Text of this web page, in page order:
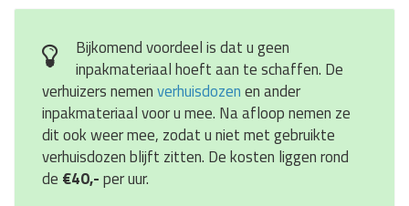
Bijkomend voordeel is dat u geen
inpakmateriaal hoeft aan te schaffen. De
verhuizers nemenverhuisdozenen ander
inpakmateriaal voor u mee. Na afloop nemen ze
dit ook weer mee, zodat u niet met gebruikte
verhuisdozen blijft zitten. De kosten liggen rond
de €40,-per uur.